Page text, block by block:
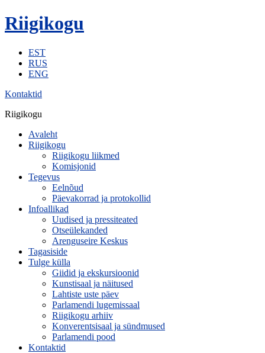
Riigikogu
EST
RUS
ENG
Kontaktid
Riigikogu
Avaleht
Riigikogu
Riigikogu liikmed
Komisjonid
Tegevus
Eelnõud
Päevakorrad ja protokollid
Infoallikad
Uudised ja pressiteated
Otseülekanded
Arenguseire Keskus
Tagasiside
Tulge külla
Giidid ja ekskursioonid
Kunstisaal ja näitused
Lahtiste uste päev
Parlamendi lugemissaal
Riigikogu arhiiv
Konverentsisaal ja sündmused
Parlamendi pood
Kontaktid